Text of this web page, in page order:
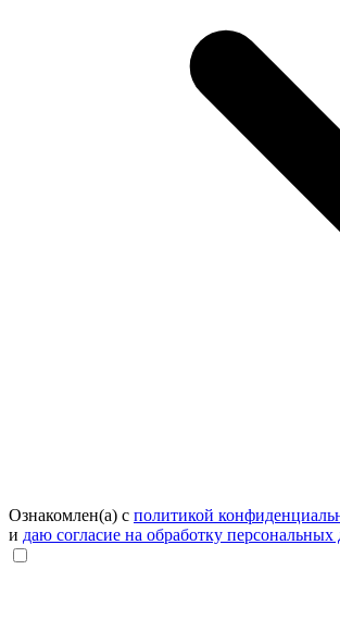
Ознакомлен(а) с политикой
и даю согласие на обработку